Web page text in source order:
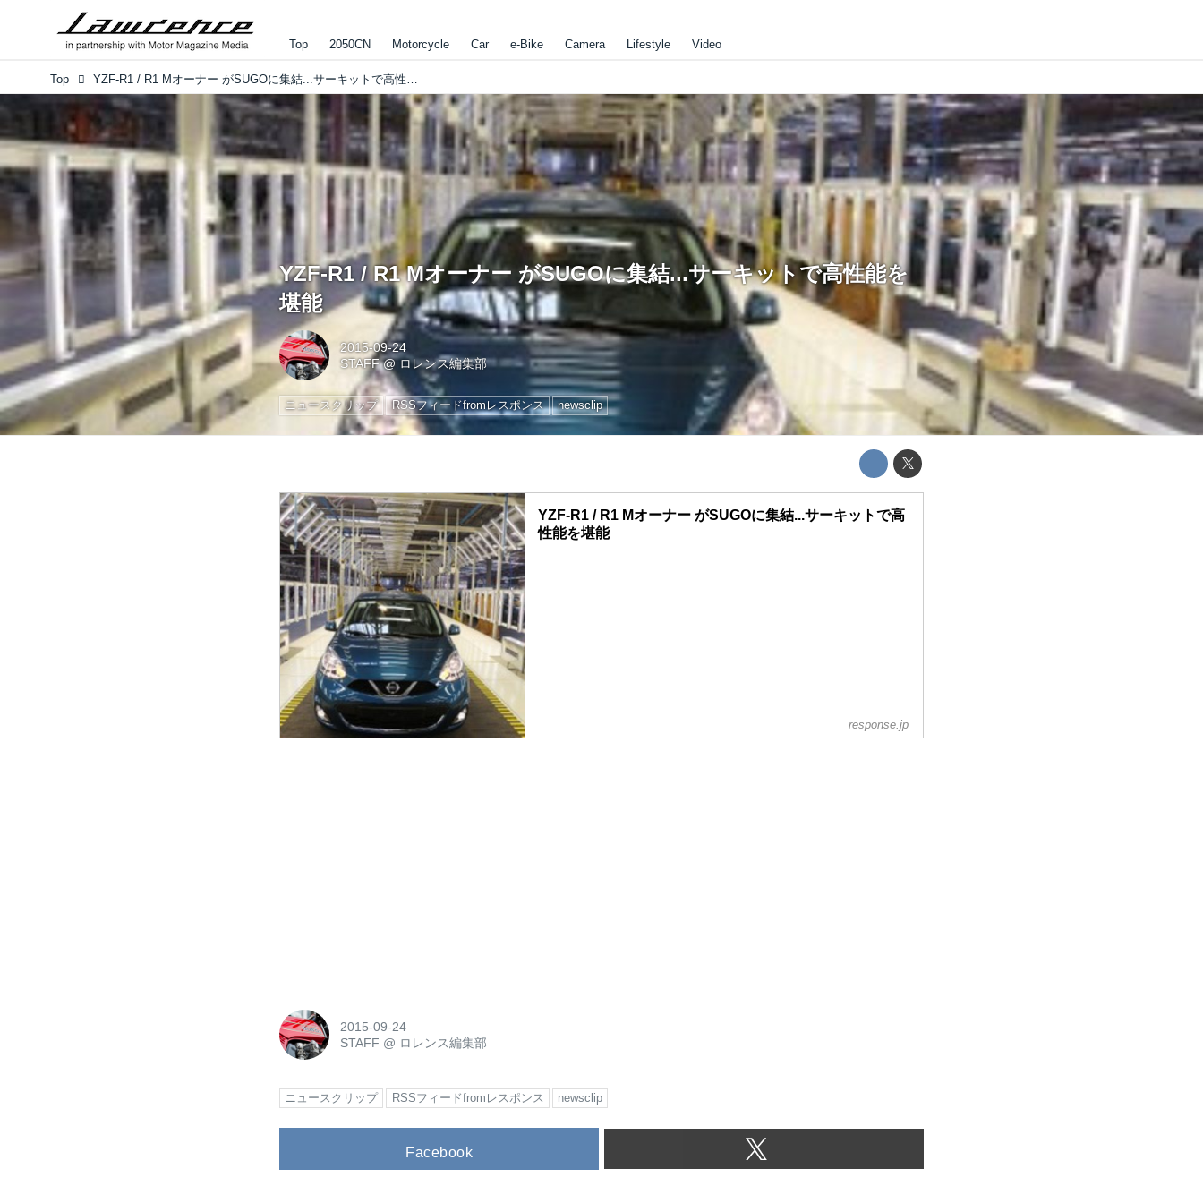
Top 2050CN Motorcycle Car e-Bike Camera Lifestyle Video
Top YZF-R1 / R1 Mオーナー がSUGOに集結...サーキットで高性能を堪能
YZF-R1 / R1 Mオーナー がSUGOに集結...サーキットで高性能を
堪能
2015-09-24
STAFF@ロレンス編集部
ニュースクリップ RSSフィードfromレスポンス newsclip
YZF-R1 / R1 Mオーナー がSUGOに集結...サーキットで高
性能を堪能
response.jp
2015-09-24
STAFF @ ロレンス編集部
ニュースクリップ RSSフィードfromレスポンス newsclip
Facebook